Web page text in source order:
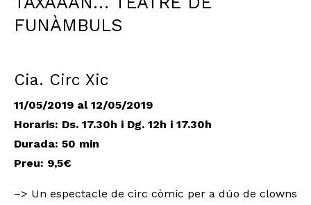
FUNÀMBULS
Cia. Circ Xic
11/05/2019 al 12/05/2019
Horaris: Ds. 17.30h i Dg. 12h i 17.30h
Durada: 50 min
Preu: 9,5€
–> Un espectacle de circ còmic per a dúo de clowns